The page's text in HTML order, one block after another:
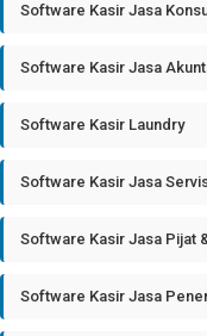
Software Kasir Jasa
Software Kasir Jasa
Software Kasir Laundry
Software Kasir Jasa
Software Kasir Jasa Pijat
Software Kasir Jasa